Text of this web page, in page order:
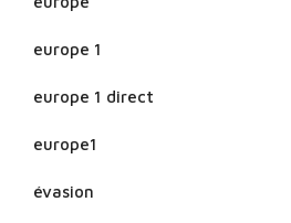
europe 1
europe 1 direct
europe1
évasion